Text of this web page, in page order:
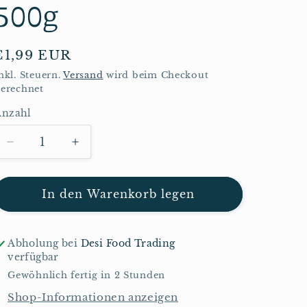
EUR
Steuern.Versand wird beim Checkout
Verringere
die
Menge
Annam/Anjappar
500g
Erhöhe
die
Menge
für
Annam/Anjappar
500g
In den Warenkorb legen
Abholung bei Desi Food Trading
verfügbar
Gewöhnlich fertig in 2 Stunden
Shop-Informationen anzeigen